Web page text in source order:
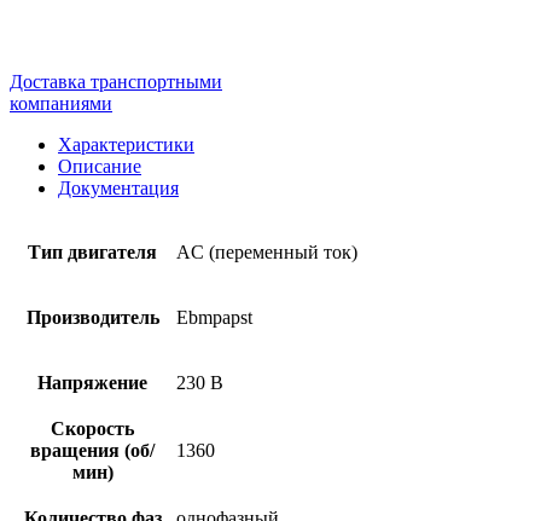
Доставка транспортными
компаниями
Характеристики
Описание
Документация
Тип двигателя AC (переменный ток)
Производитель Ebmpapst
Напряжение 230 В
Скорость
вращения (об/
мин)
1360